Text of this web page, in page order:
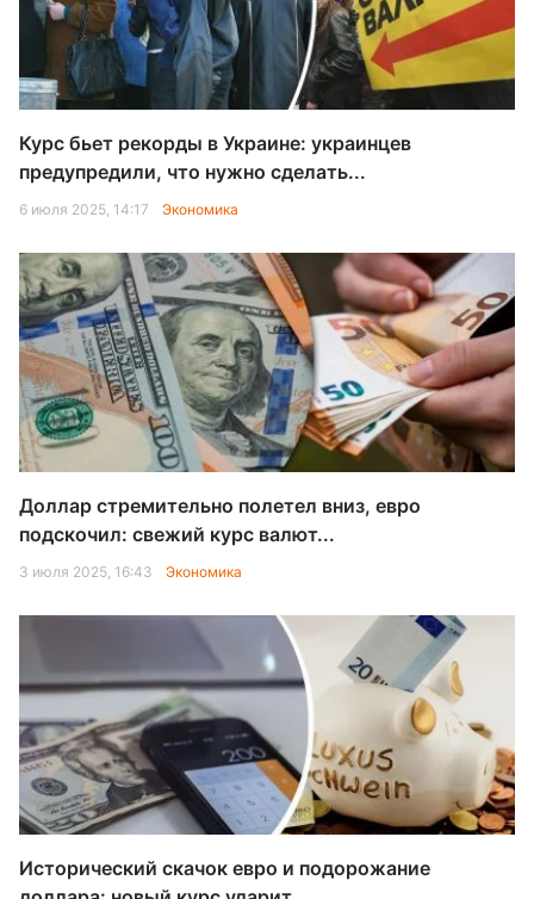
Курс бьет рекорды в Украине: украинцев
предупредили, что нужно сделать...
6 июля 2025, 14:17 Экономика
Доллар стремительно полетел вниз, евро
подскочил: свежий курс валют...
3 июля 2025, 16:43 Экономика
Исторический скачок евро и подорожание